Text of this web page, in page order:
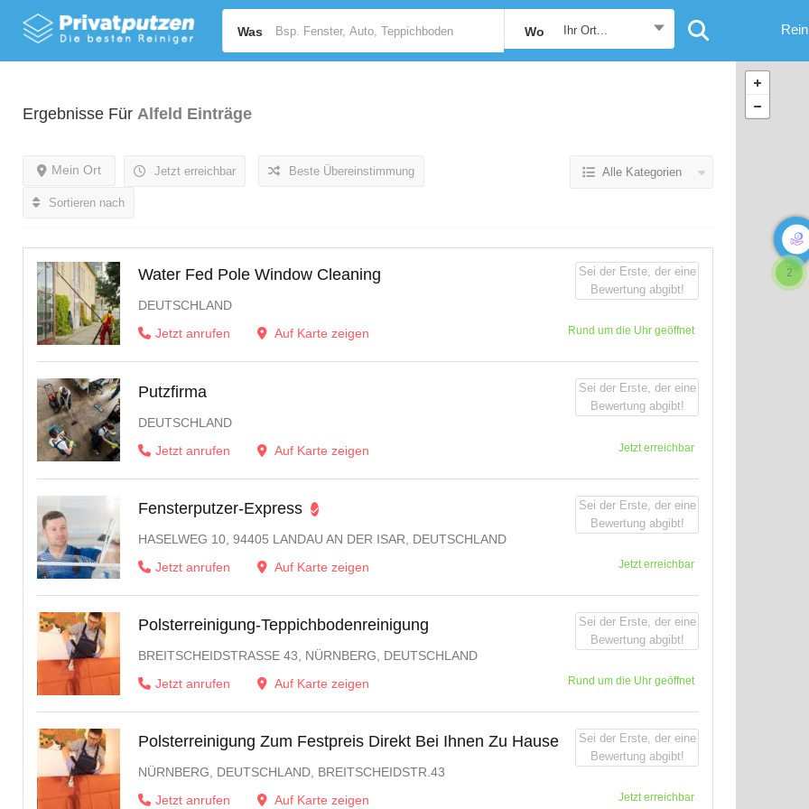
Was Wo Ihr Ort...
2
Ergebnisse Für Alfeld Einträge
Jetzt erreichbar
Mein Ort Beste Übereinstimmung
Sortieren nach
Alle Kategorien
Water Fed Pole Window Cleaning
DEUTSCHLAND
Jetzt anrufen
Auf Karte zeigen Rund um die Uhr geöffnet
Sei der Erste, der eine
Bewertung abgibt!
Putzfirma
DEUTSCHLAND
Jetzt anrufen
Auf Karte zeigen Jetzt erreichbar
Sei der Erste, der eine
Bewertung abgibt!
Fensterputzer-Express
HASELWEG 10, 94405 LANDAU AN DER ISAR, DEUTSCHLAND
Jetzt anrufen
Auf Karte zeigen Jetzt erreichbar
Sei der Erste, der eine
Bewertung abgibt!
Polsterreinigung-Teppichbodenreinigung
BREITSCHEIDSTRASSE 43, NÜRNBERG, DEUTSCHLAND
Jetzt anrufen
Auf Karte zeigen Rund um die Uhr geöffnet
Sei der Erste, der eine
Bewertung abgibt!
Polsterreinigung Zum Festpreis Direkt Bei Ihnen Zu Hause
NÜRNBERG, DEUTSCHLAND, BREITSCHEIDSTR.43
Jetzt anrufen
Auf Karte zeigen Jetzt erreichbar
Sei der Erste, der eine
Bewertung abgibt!